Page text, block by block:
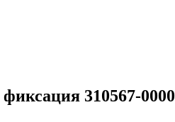
310567-0000